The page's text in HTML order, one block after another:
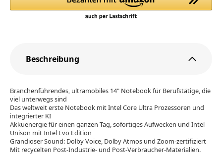
Beschreibung
Branchenführendes, ultramobiles 14" Notebook für Berufstätige, die
viel unterwegs sind
Das weltweit erste Notebook mit Intel Core Ultra Prozessoren und
integrierter KI
Akkuenergie für einen ganzen Tag, sofortiges Aufwecken und Intel
Unison mit Intel Evo Edition
Grandioser Sound: Dolby Voice, Dolby Atmos und Zoom-zertifiziert
Mit recycelten Post-Industrie- und Post-Verbraucher-Materialien.